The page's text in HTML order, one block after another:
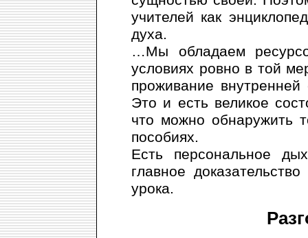
учителей как
духа.
…Мы обладаем
условиях ровно в той
проживание
Это и есть великое
что можно обнаружить
пособиях.
Есть персональное
главное
урока.